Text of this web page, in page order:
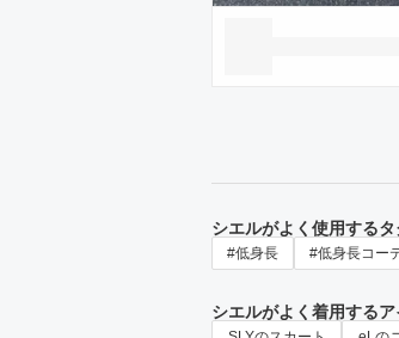
シエルがよく使用するタ
#低身長 #低身長コー
シエルがよく着用するア